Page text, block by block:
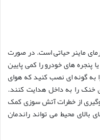
ماینر حیاتی است. در صورت
پنجره های خودرو را کمی پایین
به گونه ای نصب کنید که هوای
خنک را به داخل هدایت کنند.
از خطرات آتش سوزی کمک
محیط می تواند راندمان